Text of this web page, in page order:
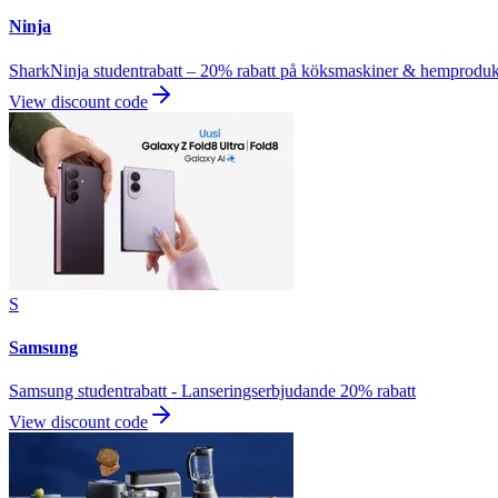
Ninja
SharkNinja studentrabatt – 20% rabatt på köksmaskiner &
View discount code
S
Samsung
Samsung studentrabatt - Lanseringserbjudande 20% rabatt
View discount code